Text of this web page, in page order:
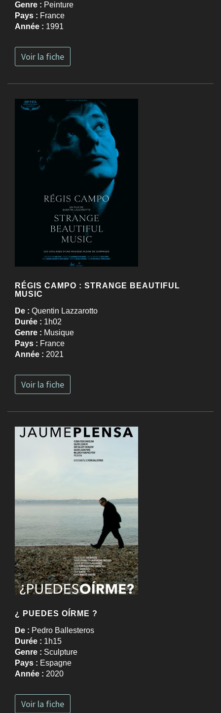
Genre : Peinture
Pays : France
Année : 1991
Voir la fiche
RÉGIS CAMPO : STRANGE BEAUTIFUL
MUSIC
De : Quentin Lazzarotto
Durée : 1h02
Genre : Musique
Pays : France
Année : 2021
Voir la fiche
¿ PUEDES OÍRME ?
De : Pedro Ballesteros
Durée : 1h15
Genre : Sculpture
Pays : Espagne
Année : 2020
Voir la fiche